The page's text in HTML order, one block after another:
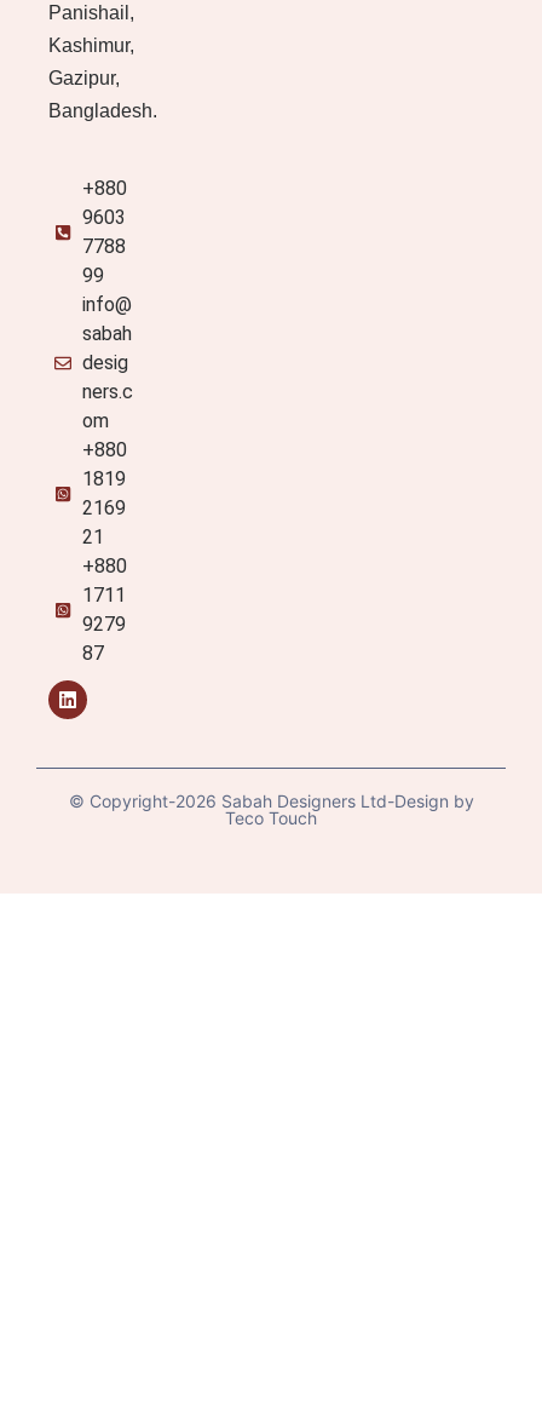
Panishail,
Kashimur,
Gazipur,
Bangladesh.
+880
9603
7788
99
info@
sabah
desig
ners.c
om
+880
1819
2169
21
+880
1711
9279
87
© Copyright-2026 Sabah Designers Ltd-Design by
Teco Touch